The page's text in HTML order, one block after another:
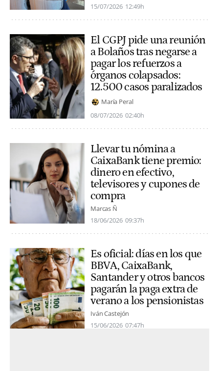
15/07/2026 12:49h
El CGPJ pide una reunión
a Bolaños tras negarse a
pagar los refuerzos a
órganos colapsados:
12.500 casos paralizados
María Peral
08/07/2026 02:40h
Llevar tu nómina a
CaixaBank tiene premio:
dinero en efectivo,
televisores y cupones de
compra
Marcas Ñ
18/06/2026 09:37h
Es oficial: días en los que
BBVA, CaixaBank,
Santander y otros bancos
pagarán la paga extra de
verano a los pensionistas
Iván Castejón
15/06/2026 07:47h